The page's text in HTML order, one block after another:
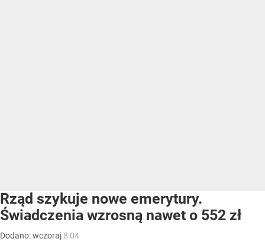
Rząd szykuje nowe emerytury.
Świadczenia wzrosną nawet o 552 zł
Dodano:wczoraj 8:04